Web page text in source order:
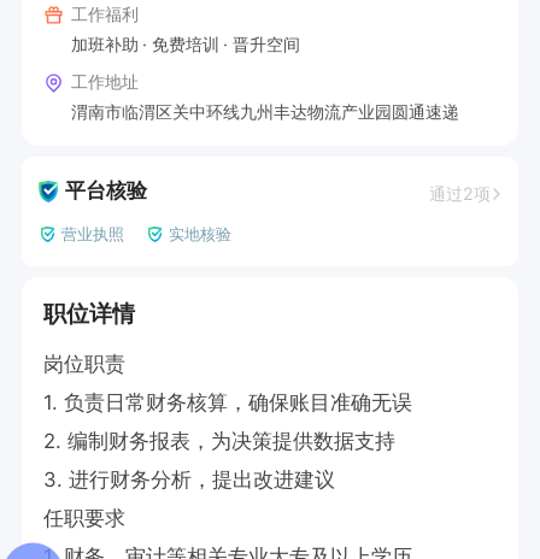
工作福利
加班补助
免费培训
晋升空间
工作地址
渭南市临渭区关中环线九州丰达物流产业园圆通速递
平台核验 通过2项
营业执照 实地核验
职位详情
岗位职责
1. 负责日常财务核算，确保账目准确无误
2. 编制财务报表，为决策提供数据支持
3. 进行财务分析，提出改进建议
任职要求